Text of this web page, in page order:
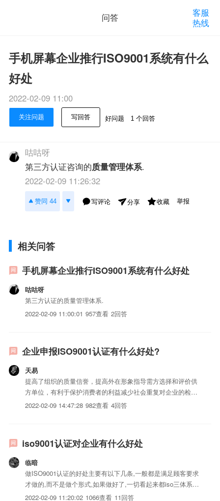
问答
客服
热线
手机屏幕企业推行ISO9001系统有什么
好处
2022-02-09 11:00
关注问题 写回答 好问题 1 个回答
咕咕呀
第三方认证咨询的质量管理体系.
2022-02-09 11:26:32
赞同 44 写评论 分享 收藏 举报
相关问答
手机屏幕企业推行ISO9001系统有什么好处
咕咕呀
第三方认证的质量管理体系.
2022-02-09 11:00:01 957查看 2回答
企业申报ISO9001认证有什么好处?
天易
提高了组织的质量信誉，提高外在形象指导需方选择和评价供
方单位，有利于保护消费者的利益减少社会重复对企业的检查
费用...
2022-02-09 14:47:28 982查看 4回答
iso9001认证对企业有什么好处
临暗
做ISO9001认证的好处主要有以下几条,一般都是满足顾客要求
才做的,而不是做个形式,如果做好了,一切看起来都iso三体系认
证化管理,比较规范化,整体面貌都不一样,让人有一种归属感,有
2022-02-09 11:20:02 1066查看 11回答